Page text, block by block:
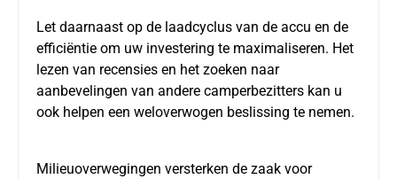
Let daarnaast op de laadcyclus van de accu en de
efficiëntie om uw investering te maximaliseren. Het
lezen van recensies en het zoeken naar
aanbevelingen van andere camperbezitters kan u
ook helpen een weloverwogen beslissing te nemen.
Milieuoverwegingen versterken de zaak voor